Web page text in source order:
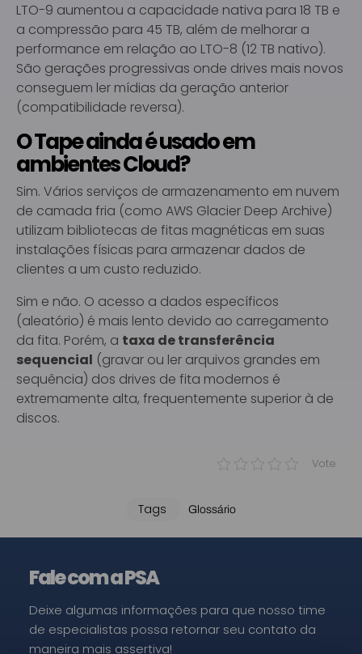
LTO-9 aumentou a capacidade nativa para 18 TB e
a compressão para 45 TB, além de melhorar a
performance em relação ao LTO-8 (12 TB nativo).
São gerações progressivas onde drives mais novos
conseguem ler mídias da geração anterior
(compatibilidade reversa).
O Tape ainda é usado em
ambientes Cloud?
Sim. Vários serviços de armazenamento em nuvem
de camada fria (como AWS Glacier Deep Archive)
utilizam bibliotecas de fitas magnéticas em suas
instalações físicas para armazenar dados de
clientes a um custo reduzido.
Sim e não. O acesso a dados específicos
(aleatório) é mais lento devido ao carregamento
da fita. Porém, a taxa de transferência
sequencial (gravar ou ler arquivos grandes em
sequência) dos drives de fita modernos é
extremamente alta, frequentemente superior à de
discos.
Vote
Tags Glossário
Fale com a PSA
Deixe algumas informações para que nosso time
de especialistas possa retornar seu contato da
maneira mais assertiva!